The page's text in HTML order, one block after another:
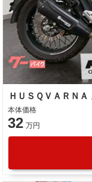
本体価格
32 万円